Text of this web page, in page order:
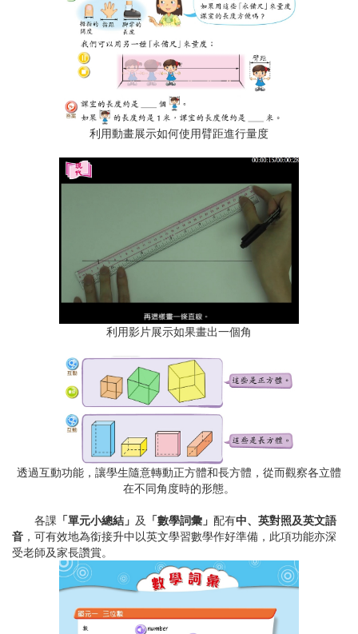
利用動畫展示如何使用臂距進行量度
利用影片展示如果畫出一個角
透過互動功能，讓學生隨意轉動正方體和長方體，從而觀察各立體
在不同角度時的形態。
各課 「單元小總結」 及 「數學詞彙」 配有中、英對照及英文語
音 ，可有效地為銜接升中以英文學習數學作好準備，此項功能亦深
受老師及家長讚賞。